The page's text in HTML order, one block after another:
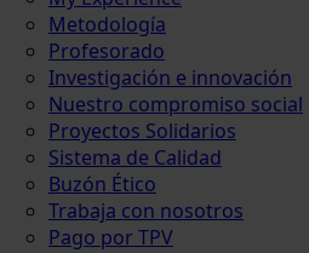
Metodología
Profesorado
Investigación e innovación
Nuestro compromiso social
Proyectos Solidarios
Sistema de Calidad
Buzón Ético
Trabaja con nosotros
Pago por TPV